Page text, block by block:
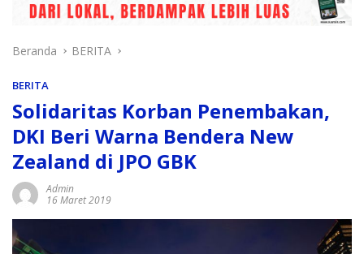
Beranda BERITA
BERITA
Solidaritas Korban Penembakan,
DKI Beri Warna Bendera New
Zealand di JPO GBK
Admin
16 Maret 2019